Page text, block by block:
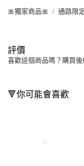
🎀獨家商品🎀 通路限
評價
喜歡這個商品嗎？購買
🔻你可能會喜歡